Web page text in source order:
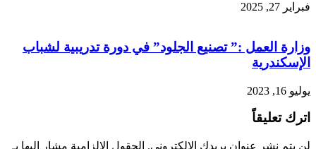
فبراير 27, 2025
وزارة العمل :” تصنيع الجلود” في دورة تدريبية لشباب
الإسكندرية
يوليو 16, 2023
اترك تعليقاً
لن يتم نشر عنوان بريدك الإلكتروني. الحقول الإلزامية مشار إليها بـ